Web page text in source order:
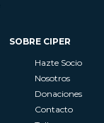
SOBRE CIPER
Hazte Socio
Nosotros
Donaciones
Contacto